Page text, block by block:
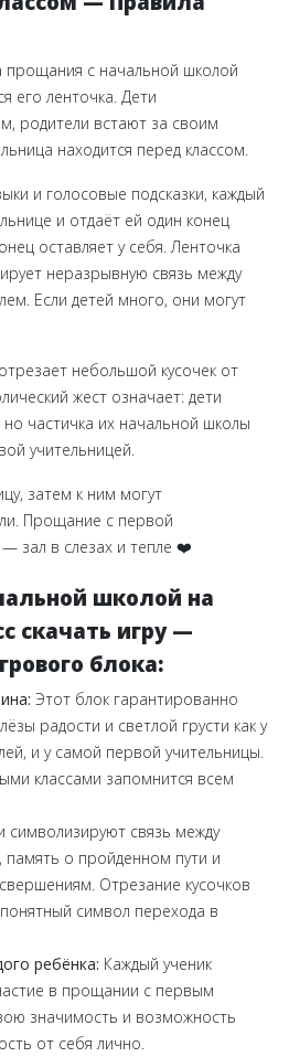
прощания с начальной школой
его ленточка. Дети
родители встают за своим
находится перед классом.
и голосовые подсказки, каждый
и отдаёт ей один конец
оставляет у себя. Ленточка
неразрывную связь между
Если детей много, они могут
небольшой кусочек от
жест означает: дети
частичка их начальной школы
учительницей.
затем к ним могут
Прощание с первой
зал в слезах и тепле ❤️
школой на
скачать игру —
блока:
Этот блок гарантированно
радости и светлой грусти как у
и у самой первой учительницы.
классами запомнится всем
символизируют связь между
память о пройденном пути и
Отрезание кусочков
символ перехода в
ребёнка: Каждый ученик
в прощании с первым
значимость и возможность
от себя лично.